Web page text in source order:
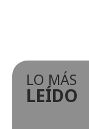
LO MÁS
LEÍDO